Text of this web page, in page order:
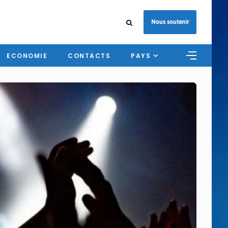
Nous soutenir
ECONOMIE CONTACTS PAYS